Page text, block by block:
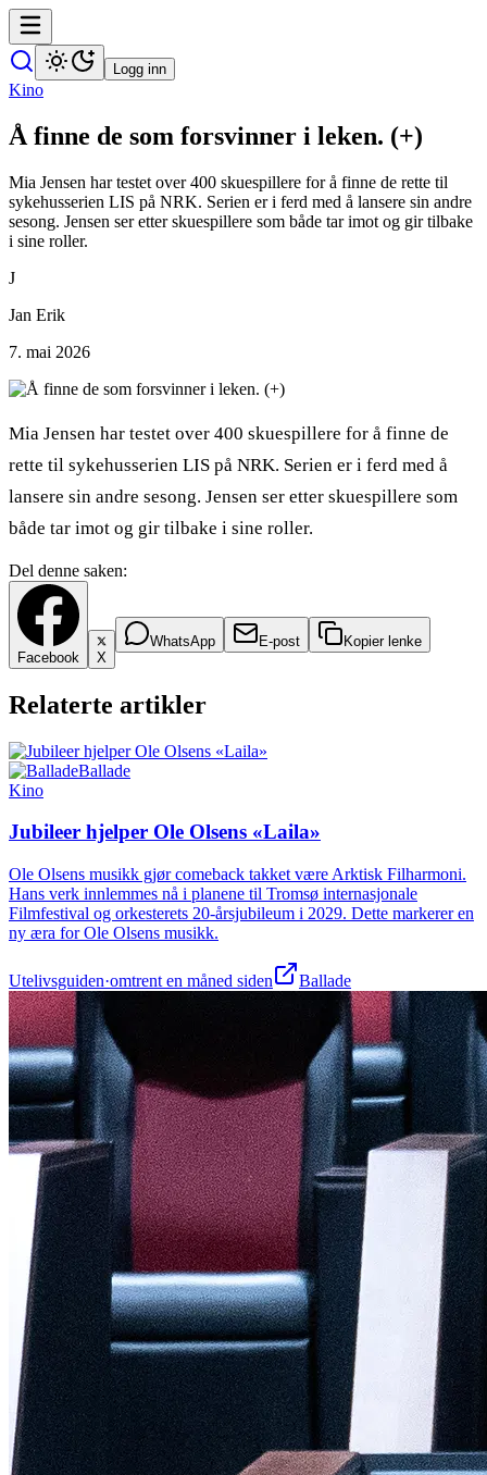
Logg inn
Kino
Å finne de som forsvinner i leken. (+)
Mia Jensen har testet over 400 skuespillere for å finne de rette til
sykehusserien LIS på NRK. Serien er i ferd med å lansere sin andre
sesong. Jensen ser etter skuespillere som både tar imot og gir tilbake
i sine roller.
J
Jan Erik
7. mai 2026
Mia Jensen har testet over 400 skuespillere for å finne de
rette til sykehusserien LIS på NRK. Serien er i ferd med å
lansere sin andre sesong. Jensen ser etter skuespillere som
både tar imot og gir tilbake i sine roller.
Del denne saken:
Facebook X
WhatsApp E-post Kopier lenke
Relaterte artikler
Ballade
Kino
Jubileer hjelper Ole Olsens «Laila»
Ole Olsens musikk gjør comeback takket være Arktisk Filharmoni.
Hans verk innlemmes nå i planene til Tromsø internasjonale
Filmfestival og orkesterets 20-årsjubileum i 2029. Dette markerer en
ny æra for Ole Olsens musikk.
Utelivsguiden·omtrent en måned siden Ballade